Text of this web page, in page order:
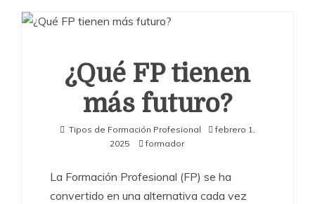
¿Qué FP tienen
más futuro?
Tipos de Formación Profesional
febrero 1,
2025
formador
La Formación Profesional (FP) se ha
convertido en una alternativa cada vez